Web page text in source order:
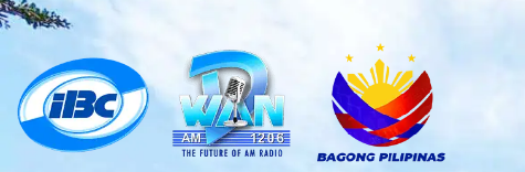
Skip
content